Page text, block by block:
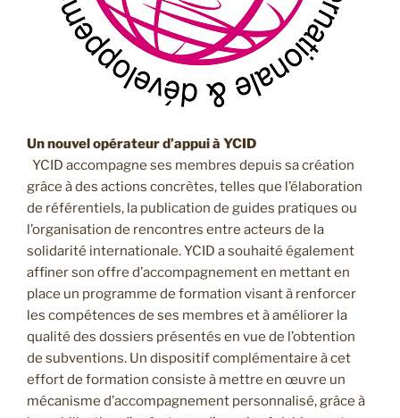
Un nouvel opérateur d’appui à YCID
YCID accompagne ses membres depuis sa création
grâce à des actions concrètes, telles que l’élaboration
de référentiels, la publication de guides pratiques ou
l’organisation de rencontres entre acteurs de la
solidarité internationale. YCID a souhaité également
affiner son offre d’accompagnement en mettant en
place un programme de formation visant à renforcer
les compétences de ses membres et à améliorer la
qualité des dossiers présentés en vue de l’obtention
de subventions. Un dispositif complémentaire à cet
effort de formation consiste à mettre en œuvre un
mécanisme d’accompagnement personnalisé, grâce à